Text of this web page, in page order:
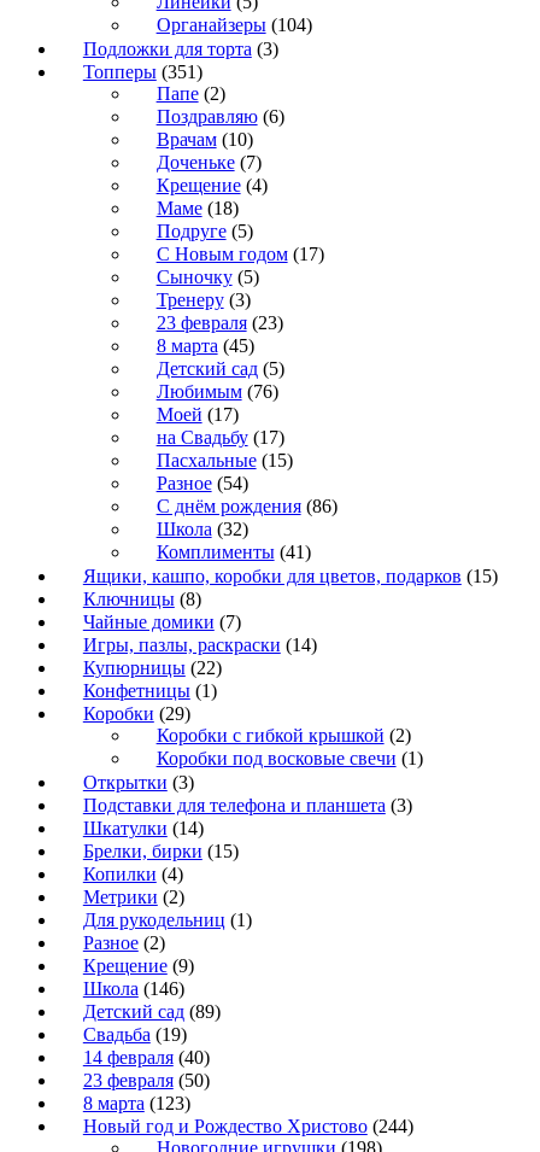
Органайзеры (104)
Подложки для торта (3)
Топперы (351)
Папе (2)
Поздравляю (6)
Врачам (10)
Доченьке (7)
Крещение (4)
Маме (18)
Подруге (5)
С Новым годом (17)
Сыночку (5)
Тренеру (3)
23 февраля (23)
8 марта (45)
Детский сад (5)
Любимым (76)
Моей (17)
на Свадьбу (17)
Пасхальные (15)
Разное (54)
С днём рождения (86)
Школа (32)
Комплименты (41)
Ящики, кашпо, коробки для цветов, подарков (15)
Ключницы (8)
Чайные домики (7)
Игры, пазлы, раскраски (14)
Купюрницы (22)
Конфетницы (1)
Коробки (29)
Коробки с гибкой крышкой (2)
Коробки под восковые свечи (1)
Открытки (3)
Подставки для телефона и планшета (3)
Шкатулки (14)
Брелки, бирки (15)
Копилки (4)
Метрики (2)
Для рукодельниц (1)
Разное (2)
Крещение (9)
Школа (146)
Детский сад (89)
Свадьба (19)
14 февраля (40)
23 февраля (50)
8 марта (123)
Новый год и Рождество Христово (244)